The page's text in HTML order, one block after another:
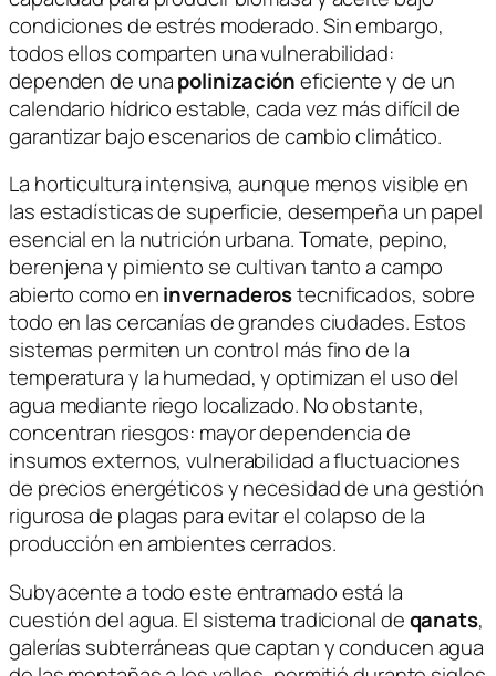
condiciones de estrés moderado. Sin embargo,
todos ellos comparten una vulnerabilidad:
dependen de unapolinizacióneficiente y de un
calendario hídrico estable, cada vez más difícil de
garantizar bajo escenarios de cambio climático.
La horticultura intensiva, aunque menos visible en
las estadísticas de superficie, desempeña un papel
esencial en la nutrición urbana. Tomate, pepino,
berenjena y pimiento se cultivan tanto a campo
abierto como eninvernaderostecnificados, sobre
todo en las cercanías de grandes ciudades. Estos
sistemas permiten un control más fino de la
temperatura y la humedad, y optimizan el uso del
agua mediante riego localizado. No obstante,
concentran riesgos: mayor dependencia de
insumos externos, vulnerabilidad a fluctuaciones
de precios energéticos y necesidad de una gestión
rigurosa de plagas para evitar el colapso de la
producción en ambientes cerrados.
Subyacente a todo este entramado está la
cuestión del agua. El sistema tradicional deqanats,
galerías subterráneas que captan y conducen agua